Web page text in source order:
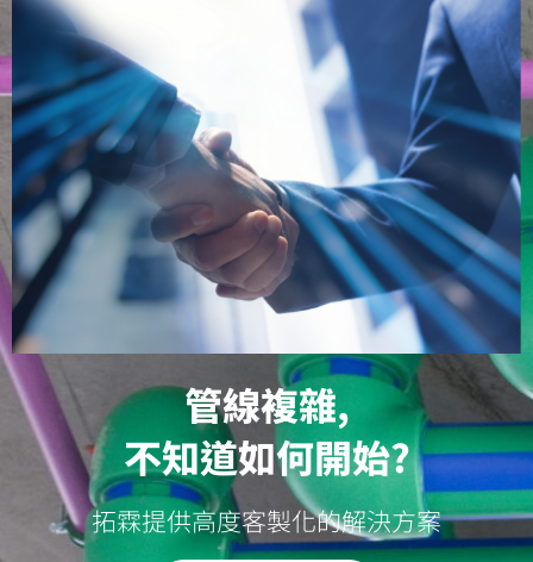
管線複雜,
不知道如何開始?
拓霖提供高度客製化的解決方案